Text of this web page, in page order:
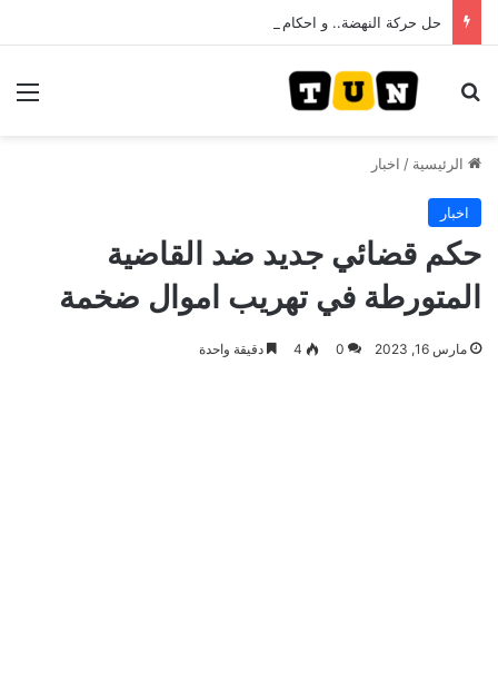
بحث عن
الرئيسية / اخبار
اخبار
حكم قضائي جديد ضد القاضية
المتورطة في تهريب اموال ضخمة
مارس 16, 2023 0
4 دقيقة واحدة